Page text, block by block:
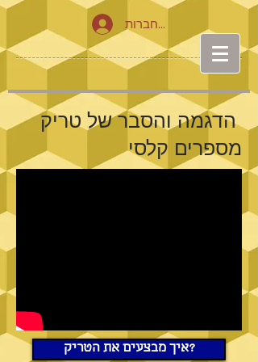
להתחברות
הדגמה והסבר של טריק
מספרים קלסי
איך מבצעים את הטריק?